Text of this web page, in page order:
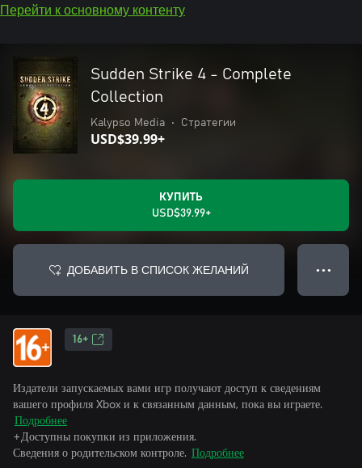
Перейти к основному контенту
Sudden Strike 4 - Complete
Collection
Kalypso Media • Стратегии
USD$39.99+
КУПИТЬ
USD$39.99+
ДОБАВИТЬ В СПИСОК ЖЕЛАНИЙ ● ● ●
16+
Издатели запускаемых вами игр получают доступ к сведениям
вашего профиля Xbox и к связанным данным, пока вы играете.
Подробнее
+Доступны покупки из приложения.
Сведения о родительском контроле. Подробнее